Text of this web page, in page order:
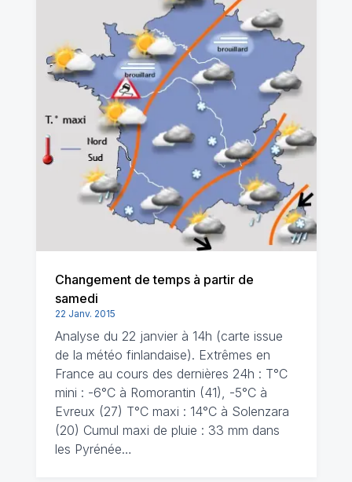
Changement de temps à partir de
samedi
22 Janv. 2015
Analyse du 22 janvier à 14h (carte issue
de la météo finlandaise). Extrêmes en
France au cours des dernières 24h : T°C
mini : -6°C à Romorantin (41), -5°C à
Evreux (27) T°C maxi : 14°C à Solenzara
(20) Cumul maxi de pluie : 33 mm dans
les Pyrénée…